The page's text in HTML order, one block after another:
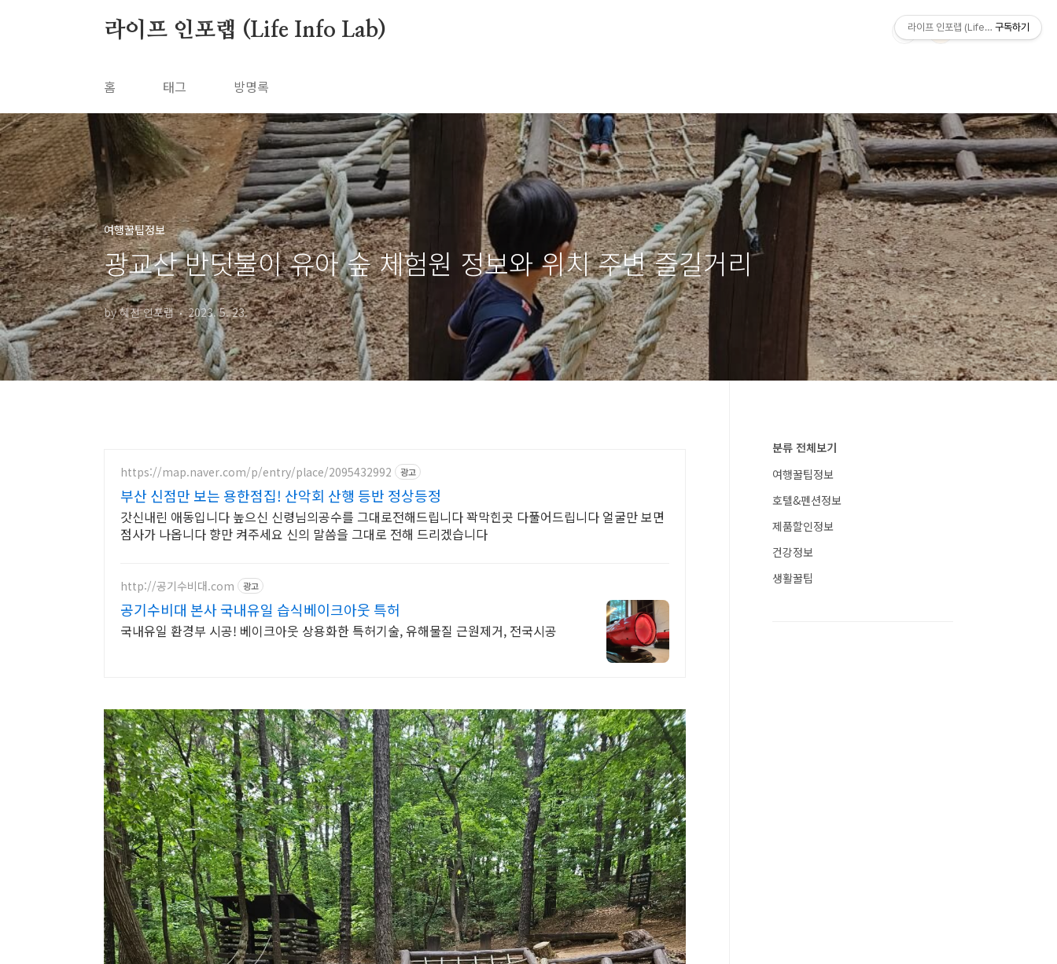
라이프 인포랩 (Life Info Lab)
홈 태그 방명록
여행꿀팁정보
광교산 반딧불이 유아 숲 체험원 정보와 위치 주변 즐길거리
by 혜진 인포랩 2023. 5. 23.
https://map.naver.com/p/entry/place/2095432992 광고
부산 신점만 보는 용한점집! 산악회 산행 등반 정상등정
갓신내린 애동입니다 높으신 신령님의공수를 그대로전해드립니다 꽉막힌곳 다풀어드립니다 얼굴만 보면
점사가 나옵니다 향만 켜주세요 신의 말씀을 그대로 전해 드리겠습니다
http://공기수비대.com 광고
공기수비대 본사 국내유일 습식베이크아웃 특허
국내유일 환경부 시공! 베이크아웃 상용화한 특허기술, 유해물질 근원제거, 전국시공
분류 전체보기
여행꿀팁정보
호텔&펜션정보
제품할인정보
건강정보
생활꿀팁
라이프 인포랩 (Life Info Lab)
구독하기